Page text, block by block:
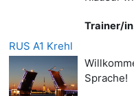
Trainer/
RUS A1 Krehl
Sprache!